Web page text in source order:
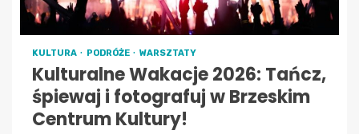
KULTURA PODRÓŻE WARSZTATY
Kulturalne Wakacje 2026: Tańcz,
śpiewaj i fotografuj w Brzeskim
Centrum Kultury!